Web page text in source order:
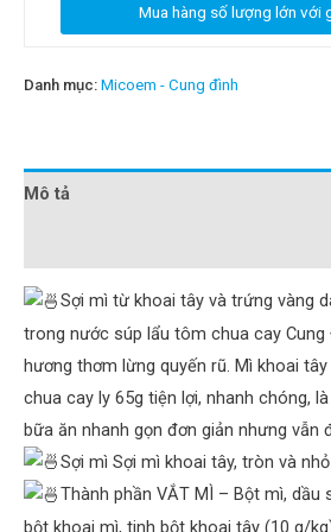
Mua hàng số lượng lớn với
Danh mục: Micoem - Cung đình
Mô tả
Sợi mì từ khoai tây và trứng vàng
trong nước súp lẩu tôm chua cay
hương thơm lừng quyến rũ. Mì khoai
chua cay ly 65g tiện lợi, nhanh chóng,
bữa ăn nhanh gọn đơn giản nhưng vẫn
Sợi mì Sợi mì khoai tây, tròn và nhỏ
Thành phần VẮT MÌ – Bột mì, dầu
bột khoai mì, tinh bột khoai tây (10 g/